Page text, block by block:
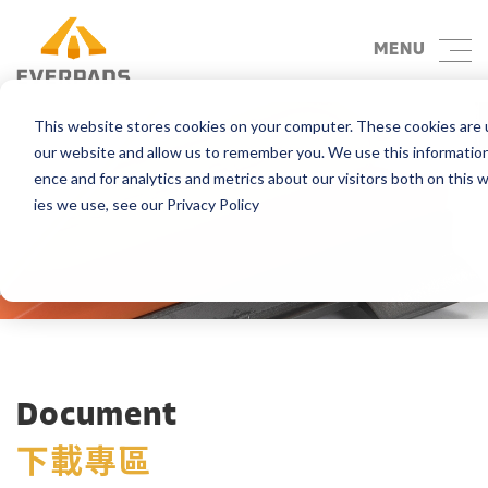
This website stores cookies on your computer. These cookies
our website and allow us to remember you. We use this
ence and for analytics and metrics about our visitors both on this
ies we use, see our Privacy Policy
MENU
Document
下載專區